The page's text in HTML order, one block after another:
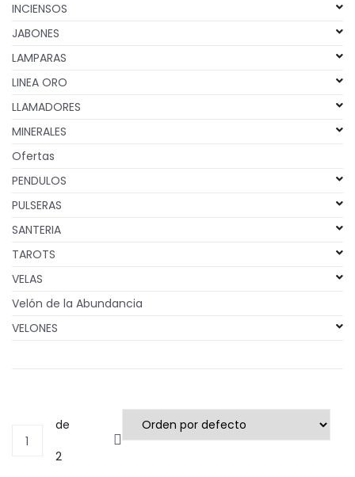
INCIENSOS
JABONES
LAMPARAS
LINEA ORO
LLAMADORES
MINERALES
Ofertas
PENDULOS
PULSERAS
SANTERIA
TAROTS
VELAS
Velón de la Abundancia
VELONES
1
de
2